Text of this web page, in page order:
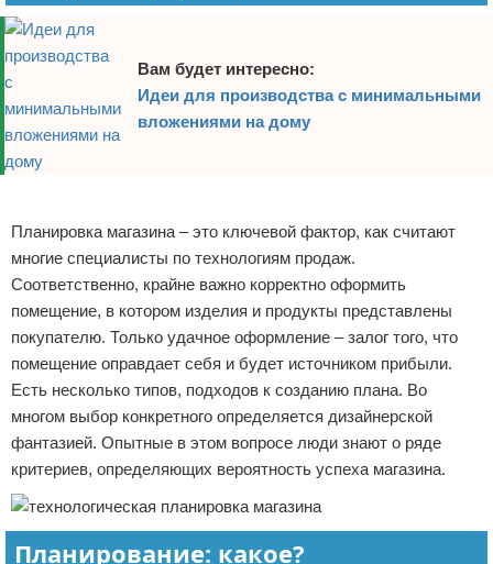
Вам будет интересно:
Идеи для производства с минимальными
вложениями на дому
Планировка магазина – это ключевой фактор, как считают
многие специалисты по технологиям продаж.
Соответственно, крайне важно корректно оформить
помещение, в котором изделия и продукты представлены
покупателю. Только удачное оформление – залог того, что
помещение оправдает себя и будет источником прибыли.
Есть несколько типов, подходов к созданию плана. Во
многом выбор конкретного определяется дизайнерской
фантазией. Опытные в этом вопросе люди знают о ряде
критериев, определяющих вероятность успеха магазина.
Планирование: какое?